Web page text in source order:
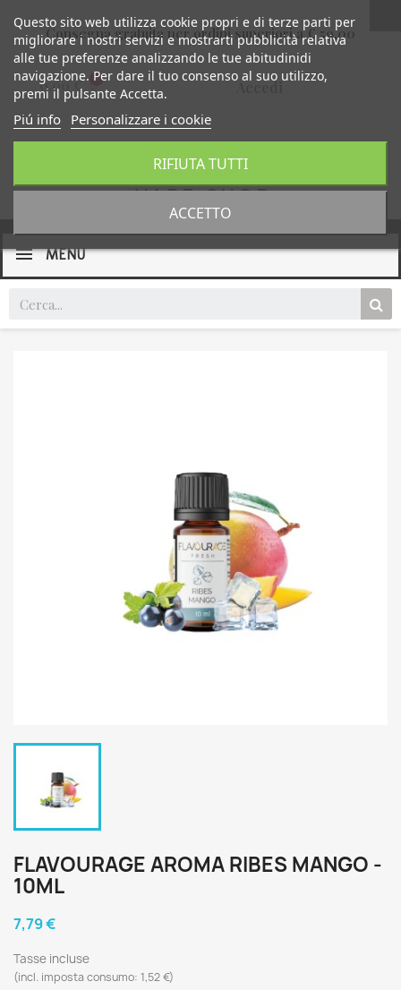
Consegna gratuita per ordini superiori a € 59,00
0,00 €
MENU
FLAVOURAGE AROMA RIBES MANGO -
10ML
7,79 €
Tasse incluse
(incl. imposta consumo: 1,52 €)
Questo sito web utilizza cookie propri e di terze parti per
migliorare i nostri servizi e mostrarti pubblicità relativa
alle tue preferenze analizzando le tue abitudinidi
navigazione. Per dare il tuo consenso al suo utilizzo,
premi il pulsante Accetta.
Piú info Personalizzare i cookie
RIFIUTA TUTTI
ACCETTO